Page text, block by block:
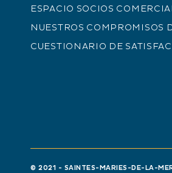
−
ESPACIO SOCIOS
NUESTROS COMPROMISOS
CUESTIONARIO DE
© 2021 - SAINTES-MARIES-DE-LA-